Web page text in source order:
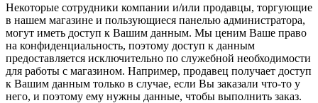
Некоторые сотрудники компании и/или продавцы, торгующие
в нашем магазине и пользующиеся панелью администратора,
могут иметь доступ к Вашим данным. Мы ценим Ваше право
на конфиденциальность, поэтому доступ к данным
предоставляется исключительно по служебной необходимости
для работы с магазином. Например, продавец получает доступ
к Вашим данным только в случае, если Вы заказали что-то у
него, и поэтому ему нужны данные, чтобы выполнить заказ.